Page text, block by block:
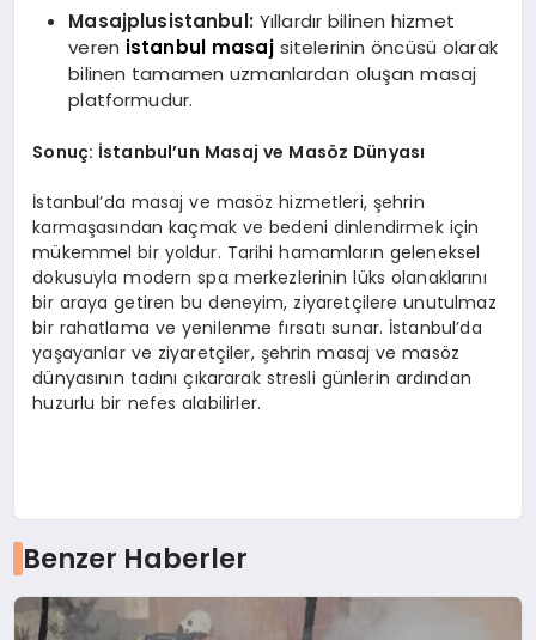
Masajplusistanbul: Yıllardır bilinen hizmet
veren istanbul masajsitelerinin öncüsü olarak
bilinen tamamen uzmanlardan oluşan masaj
platformudur.
Sonuç: İstanbul’un Masaj ve Masöz Dünyası
İstanbul’da masaj ve masöz hizmetleri, şehrin
karmaşasından kaçmak ve bedeni dinlendirmek için
mükemmel bir yoldur. Tarihi hamamların geleneksel
dokusuyla modern spa merkezlerinin lüks olanaklarını
bir araya getiren bu deneyim, ziyaretçilere unutulmaz
bir rahatlama ve yenilenme fırsatı sunar. İstanbul’da
yaşayanlar ve ziyaretçiler, şehrin masaj ve masöz
dünyasının tadını çıkararak stresli günlerin ardından
huzurlu bir nefes alabilirler.
Benzer Haberler